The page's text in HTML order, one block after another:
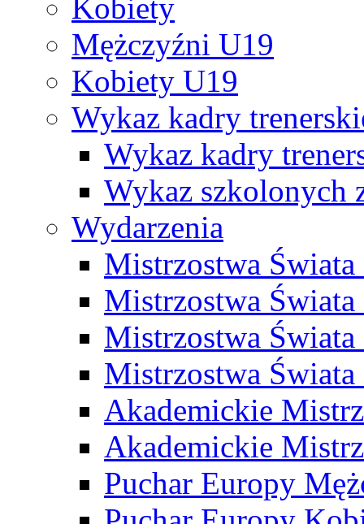
Kobiety
Mężczyźni U19
Kobiety U19
Wykaz kadry
Wykaz kadry
Wykaz szkolonych
Wydarzenia
Mistrzostwa
Mistrzostwa
Mistrzostwa
Mistrzostwa
Akademickie
Akademickie
Puchar Europy